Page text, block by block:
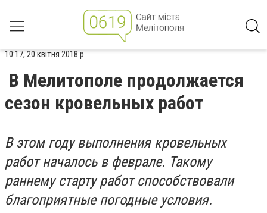
10:17, 20 квітня 2018 р.
В Мелитополе продолжается
сезон кровельных работ
В этом году выполнения кровельных
работ началось в феврале. Такому
раннему старту работ способствовали
благоприятные погодные условия.